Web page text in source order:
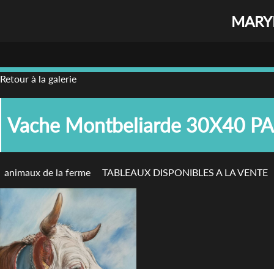
Retour à la galerie
Vache Montbeliarde 30X40
animaux de la ferme TABLEAUX DISPONIBLES A LA VENTE